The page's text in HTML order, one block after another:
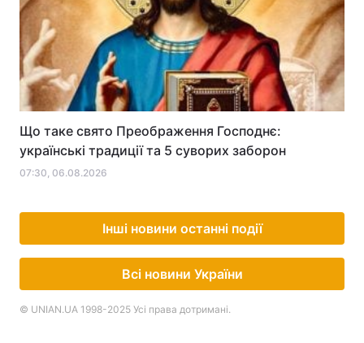
Що таке свято Преображення Господнє:
українські традиції та 5 суворих заборон
07:30, 06.08.2026
Інші новини останні події
Всі новини України
© UNIAN.UA 1998-2025 Усі права дотримані.